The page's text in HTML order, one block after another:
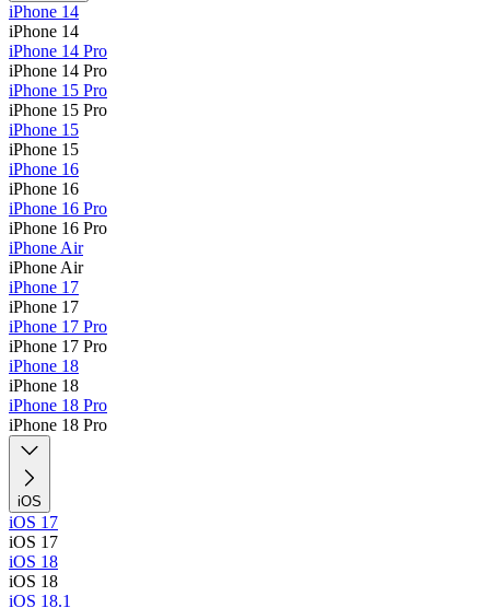
iPhone 14
iPhone 14
iPhone 14 Pro
iPhone 14 Pro
iPhone 15 Pro
iPhone 15 Pro
iPhone 15
iPhone 15
iPhone 16
iPhone 16
iPhone 16 Pro
iPhone 16 Pro
iPhone Air
iPhone Air
iPhone 17
iPhone 17
iPhone 17 Pro
iPhone 17 Pro
iPhone 18
iPhone 18
iPhone 18 Pro
iPhone 18 Pro
iOS
iOS 17
iOS 17
iOS 18
iOS 18
iOS 18.1